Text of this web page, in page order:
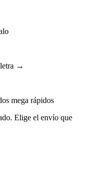
→
mega rápidos
Elige el envío que